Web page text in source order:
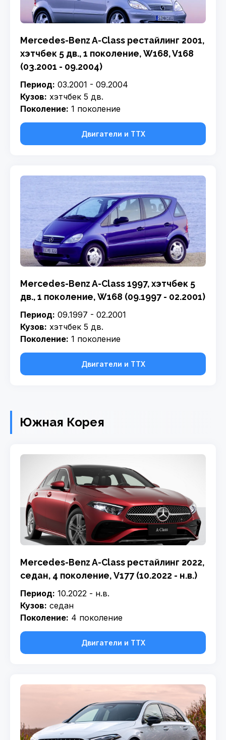
Mercedes-Benz A-Class рестайлинг 2001,
хэтчбек 5 дв., 1 поколение, W168, V168
(03.2001 - 09.2004)
Период: 03.2001 - 09.2004
Кузов: хэтчбек 5 дв.
Поколение: 1 поколение
Двигатели и ТТХ
Mercedes-Benz A-Class 1997, хэтчбек 5
дв., 1 поколение, W168 (09.1997 - 02.2001)
Период: 09.1997 - 02.2001
Кузов: хэтчбек 5 дв.
Поколение: 1 поколение
Двигатели и ТТХ
Южная Корея
Mercedes-Benz A-Class рестайлинг 2022,
седан, 4 поколение, V177 (10.2022 - н.в.)
Период: 10.2022 - н.в.
Кузов: седан
Поколение: 4 поколение
Двигатели и ТТХ